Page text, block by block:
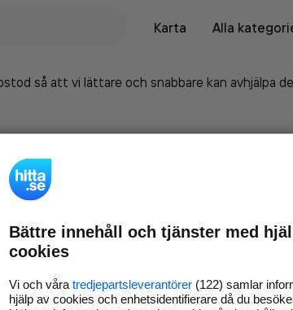
Karta
Alla
så att vi lättare och snabbare kan avhjälpa
Bättre innehåll och tjänster med
cookies
Vi och våra tredjepartsleverantörer (122) samlar
hjälp av cookies och enhetsidentifierare då du